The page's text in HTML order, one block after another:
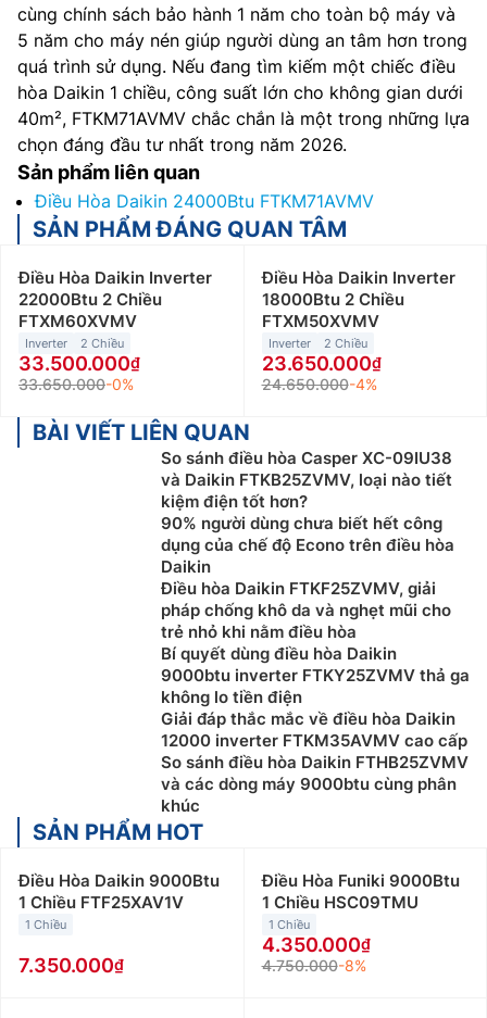
cùng chính sách bảo hành 1 năm cho toàn bộ máy và
5 năm cho máy nén giúp người dùng an tâm hơn trong
quá trình sử dụng. Nếu đang tìm kiếm một chiếc điều
hòa Daikin 1 chiều, công suất lớn cho không gian dưới
40m², FTKM71AVMV chắc chắn là một trong những lựa
chọn đáng đầu tư nhất trong năm 2026.
Sản phẩm liên quan
Điều Hòa Daikin 24000Btu FTKM71AVMV
SẢN PHẨM ĐÁNG QUAN TÂM
Điều Hòa Daikin Inverter
22000Btu 2 Chiều
FTXM60XVMV
Inverter 2 Chiều
33.500.000
33.650.000-0%
Điều Hòa Daikin Inverter
18000Btu 2 Chiều
FTXM50XVMV
Inverter 2 Chiều
23.650.000
24.650.000-4%
BÀI VIẾT LIÊN QUAN
So sánh điều hòa Casper XC-09IU38
và Daikin FTKB25ZVMV, loại nào tiết
kiệm điện tốt hơn?
90% người dùng chưa biết hết công
dụng của chế độ Econo trên điều hòa
Daikin
Điều hòa Daikin FTKF25ZVMV, giải
pháp chống khô da và nghẹt mũi cho
trẻ nhỏ khi nằm điều hòa
Bí quyết dùng điều hòa Daikin
9000btu inverter FTKY25ZVMV thả ga
không lo tiền điện
Giải đáp thắc mắc về điều hòa Daikin
12000 inverter FTKM35AVMV cao cấp
So sánh điều hòa Daikin FTHB25ZVMV
và các dòng máy 9000btu cùng phân
khúc
SẢN PHẨM HOT
Điều Hòa Daikin 9000Btu
1 Chiều FTF25XAV1V
1 Chiều
7.350.000
Điều Hòa Funiki 9000Btu
1 Chiều HSC09TMU
1 Chiều
4.350.000
4.750.000-8%